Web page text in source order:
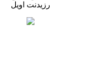
رزیدنت اویل